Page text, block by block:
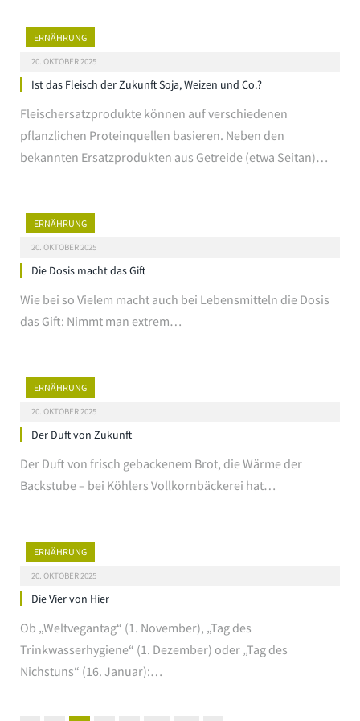
ERNÄHRUNG
20. OKTOBER 2025
Ist das Fleisch der Zukunft Soja, Weizen und Co.?
Fleischersatzprodukte können auf verschiedenen
pflanzlichen Proteinquellen basieren. Neben den
bekannten Ersatzprodukten aus Getreide (etwa Seitan)…
ERNÄHRUNG
20. OKTOBER 2025
Die Dosis macht das Gift
Wie bei so Vielem macht auch bei Lebensmitteln die Dosis
das Gift: Nimmt man extrem…
ERNÄHRUNG
20. OKTOBER 2025
Der Duft von Zukunft
Der Duft von frisch gebackenem Brot, die Wärme der
Backstube – bei Köhlers Vollkornbäckerei hat…
ERNÄHRUNG
20. OKTOBER 2025
Die Vier von Hier
Ob „Weltvegantag“ (1. November), „Tag des
Trinkwasserhygiene“ (1. Dezember) oder „Tag des
Nichstuns“ (16. Januar):…